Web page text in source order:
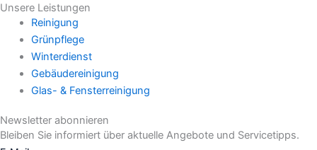
Unsere Leistungen
Reinigung
Grünpflege
Winterdienst
Gebäudereinigung
Glas- & Fensterreinigung
Newsletter abonnieren
Bleiben Sie informiert über aktuelle Angebote und Servicetipps.